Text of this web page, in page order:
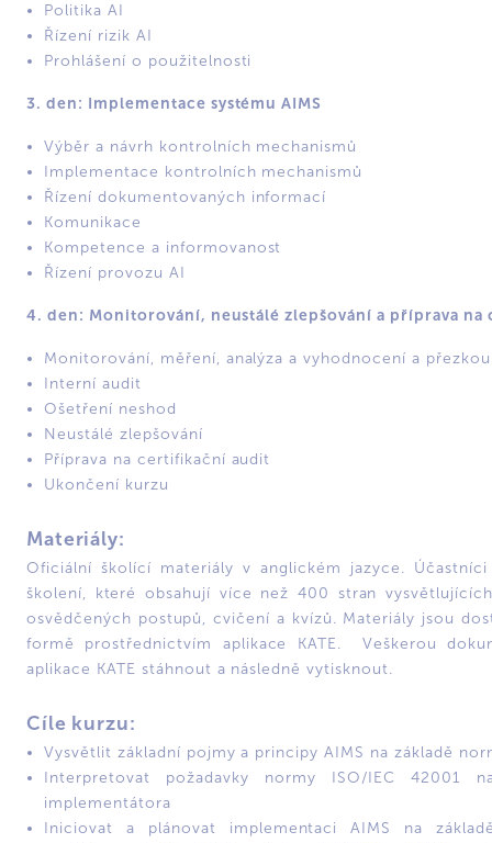
Politika AI
Řízení rizik AI
Prohlášení o použitelnosti
3. den: Implementace systému AIMS
Výběr a návrh kontrolních mechanismů
Implementace kontrolních mechanismů
Řízení dokumentovaných informací
Komunikace
Kompetence a informovanost
Řízení provozu AI
4. den: Monitorování, neustálé zlepšování a příprava
Monitorování, měření, analýza a vyhodnocení a
Interní audit
Ošetření neshod
Neustálé zlepšování
Příprava na certifikační audit
Ukončení kurzu
Materiály:
Oficiální školící materiály v anglickém jazyce.
školení, které obsahují více než 400 stran
osvědčených postupů, cvičení a kvízů. Materiály jsou
formě prostřednictvím aplikace KATE. Veškerou
aplikace KATE stáhnout a následně vytisknout.
Cíle kurzu:
Vysvětlit základní pojmy a principy AIMS na základě
Interpretovat požadavky normy ISO/IEC 42001
implementátora
Iniciovat a plánovat implementaci AIMS na